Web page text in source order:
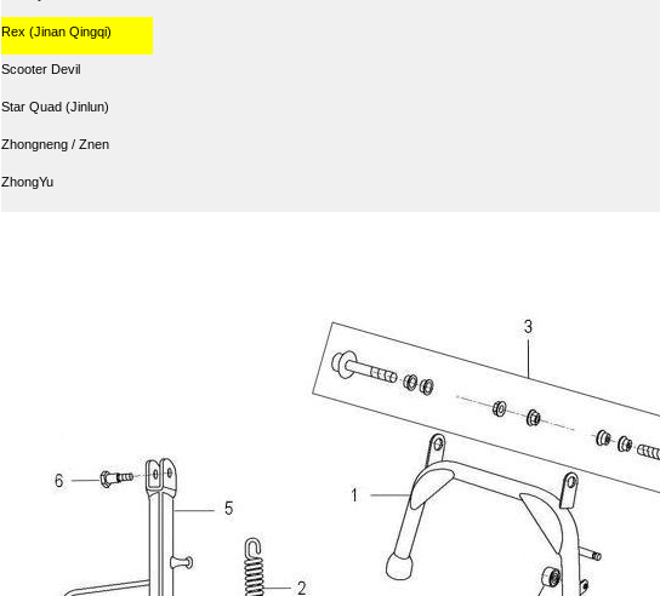
Rex (Jinan Qingqi)
Scooter Devil
Star Quad (Jinlun)
Zhongneng / Znen
ZhongYu